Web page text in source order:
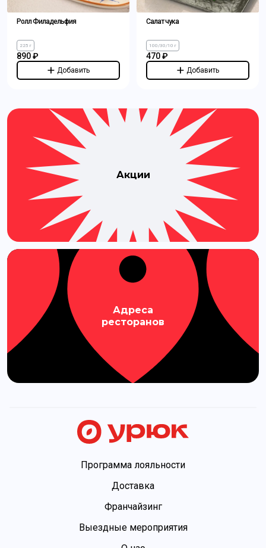
Ролл Филадельфия
225 г
890 ₽
Добавить
Салат чука
100/30/10 г
470 ₽
Добавить
Акции
Адреса
ресторанов
Программа лояльности
Доставка
Франчайзинг
Выездные мероприятия